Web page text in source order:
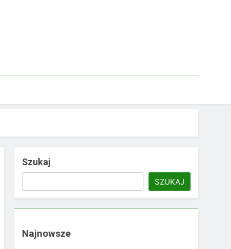
Szukaj
SZUKAJ
Najnowsze